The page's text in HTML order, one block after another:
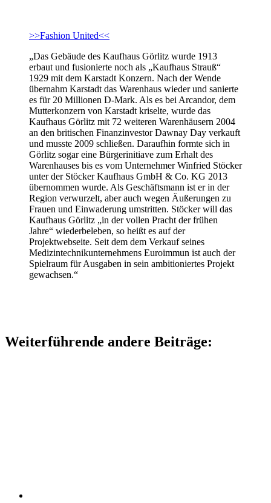
>>Fashion United<<
„Das Gebäude des Kaufhaus Görlitz wurde 1913
erbaut und fusionierte noch als „Kaufhaus Strauß“
1929 mit dem Karstadt Konzern. Nach der Wende
übernahm Karstadt das Warenhaus wieder und sanierte
es für 20 Millionen D-Mark. Als es bei Arcandor, dem
Mutterkonzern von Karstadt kriselte, wurde das
Kaufhaus Görlitz mit 72 weiteren Warenhäusern 2004
an den britischen Finanzinvestor Dawnay Day verkauft
und musste 2009 schließen. Daraufhin formte sich in
Görlitz sogar eine Bürgerinitiave zum Erhalt des
Warenhauses bis es vom Unternehmer Winfried Stöcker
unter der Stöcker Kaufhaus GmbH & Co. KG 2013
übernommen wurde. Als Geschäftsmann ist er in der
Region verwurzelt, aber auch wegen Äußerungen zu
Frauen und Einwaderung umstritten. Stöcker will das
Kaufhaus Görlitz „in der vollen Pracht der frühen
Jahre“ wiederbeleben, so heißt es auf der
Projektwebseite. Seit dem dem Verkauf seines
Medizintechnikunternehmens Euroimmun ist auch der
Spielraum für Ausgaben in sein ambitioniertes Projekt
gewachsen.“
Weiterführende andere Beiträge: